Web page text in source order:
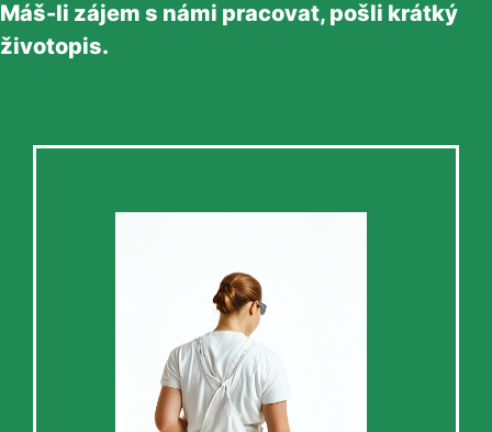
Máš-li zájem s námi pracovat, pošli krátký
životopis.